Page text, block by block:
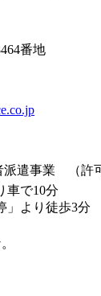
番地
遣事業 （許
車で10分
」より徒歩3分